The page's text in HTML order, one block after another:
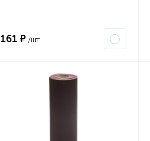
161 ₽ /шт